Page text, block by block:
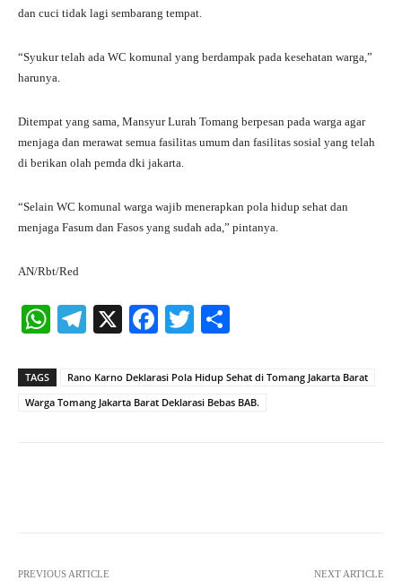
dan cuci tidak lagi sembarang tempat.
“Syukur telah ada WC komunal yang berdampak pada kesehatan warga,”
harunya.
Ditempat yang sama, Mansyur Lurah Tomang berpesan pada warga agar
menjaga dan merawat semua fasilitas umum dan fasilitas sosial yang telah
di berikan olah pemda dki jakarta.
“Selain WC komunal warga wajib menerapkan pola hidup sehat dan
menjaga Fasum dan Fasos yang sudah ada,” pintanya.
AN/Rbt/Red
W
ts
A
Te
gr
a
X
Fa
bo
ok
T
tte
r
re
TAGS
Rano Karno Deklarasi Pola Hidup Sehat di Tomang Jakarta Barat
Warga Tomang Jakarta Barat Deklarasi Bebas BAB.
PREVIOUS ARTICLE NEXT ARTICLE